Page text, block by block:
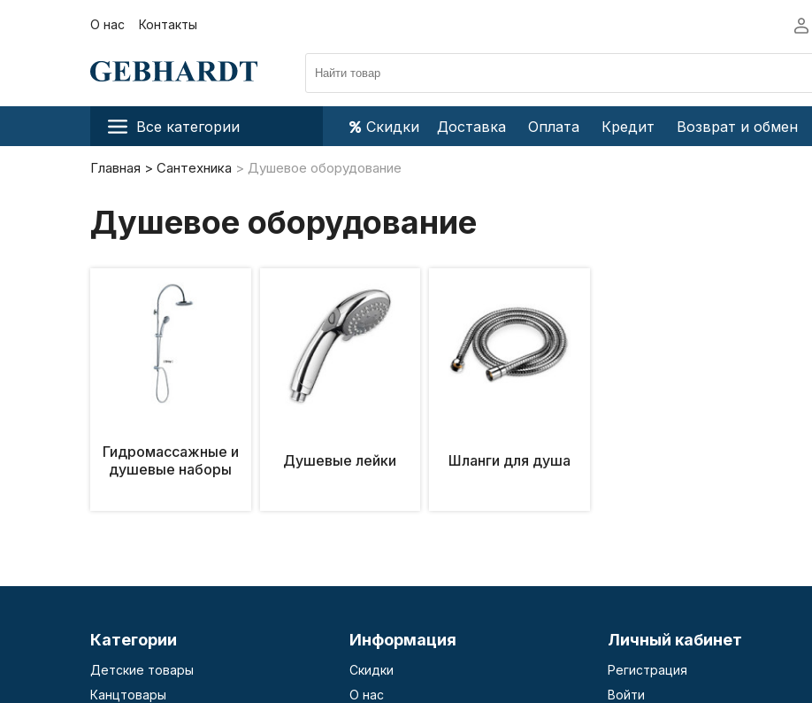
О нас Контакты
Все категории Скидки Доставка Оплата Кредит Возврат и обмен
Главная Сантехника Душевое оборудование
Душевое оборудование
Гидромассажные и
душевые наборы
Душевые лейки Шланги для душа
Категории
Детские товары
Канцтовары
Информация
Скидки
О нас
Личный кабинет
Регистрация
Войти